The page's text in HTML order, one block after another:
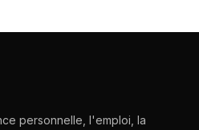
personnelle, l'emploi, la